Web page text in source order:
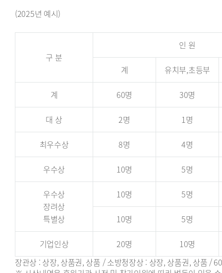
(2025년 예시)
구 분
인 원
계 유치부,초등부
계 60명 30명
대 상 2명 1명
최우수상 8명 4명
우수상 10명 5명
우수상
장려상
특별상
10명 5명
10명 5명
기업인상 20명
10명
장관상 : 상장, 상품권, 상품 / 소방청장상 : 상장, 상품권, 상품 /